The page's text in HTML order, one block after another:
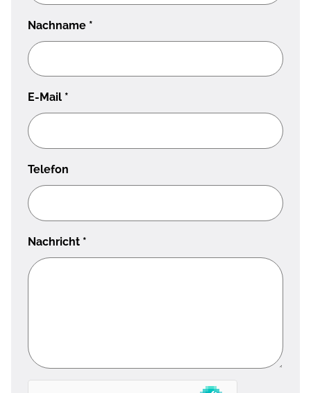
Nachname *
E-Mail *
Telefon
Nachricht *